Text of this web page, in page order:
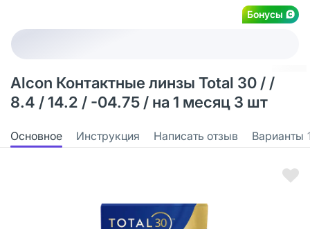
Бонусы
Alcon Контактные линзы Total 30 / /
8.4 / 14.2 / -04.75 / на 1 месяц 3 шт
Основное Инструкция Написать отзыв Варианты